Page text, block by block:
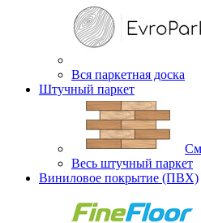
Вся паркетная доска
Штучный паркет
Весь штучный паркет
Виниловое покрытие (ПВХ)